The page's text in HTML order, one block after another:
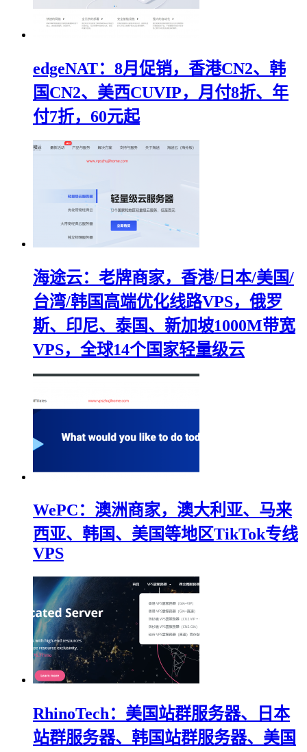
edgeNAT：8月促销，香港CN2、韩
国CN2、美西CUVIP，月付8折、年
付7折，60元起
海途云：老牌商家，香港/日本/美国/
台湾/韩国高端优化线路VPS，俄罗
斯、印尼、泰国、新加坡1000M带宽
VPS，全球14个国家轻量级云
WePC：澳洲商家，澳大利亚、马来
西亚、韩国、美国等地区TikTok专线
VPS
RhinoTech：美国站群服务器、日本
站群服务器、韩国站群服务器、美国